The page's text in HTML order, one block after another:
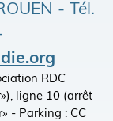
- Tél.
RDC
ligne 10 (arrêt
- Parking : CC